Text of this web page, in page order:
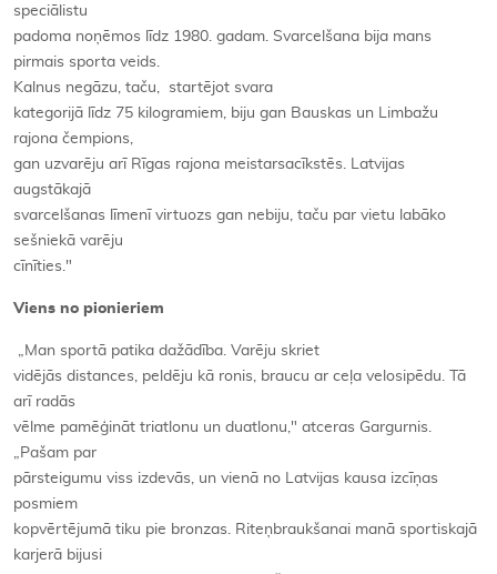
speciālistu
padoma noņēmos līdz 1980. gadam. Svarcelšana bija mans
pirmais sporta veids.
Kalnus negāzu, taču, startējot svara
kategorijā līdz 75 kilogramiem, biju gan Bauskas un Limbažu
rajona čempions,
gan uzvarēju arī Rīgas rajona meistarsacīkstēs. Latvijas
augstākajā
svarcelšanas līmenī virtuozs gan nebiju, taču par vietu labāko
sešniekā varēju
cīnīties."
Viens no pionieriem
„Man sportā patika dažādība. Varēju skriet
vidējās distances, peldēju kā ronis, braucu ar ceļa velosipēdu. Tā
arī radās
vēlme pamēģināt triatlonu un duatlonu," atceras Gargurnis.
„Pašam par
pārsteigumu viss izdevās, un vienā no Latvijas kausa izcīņas
posmiem
kopvērtējumā tiku pie bronzas. Riteņbraukšanai manā sportiskajā
karjerā bijusi